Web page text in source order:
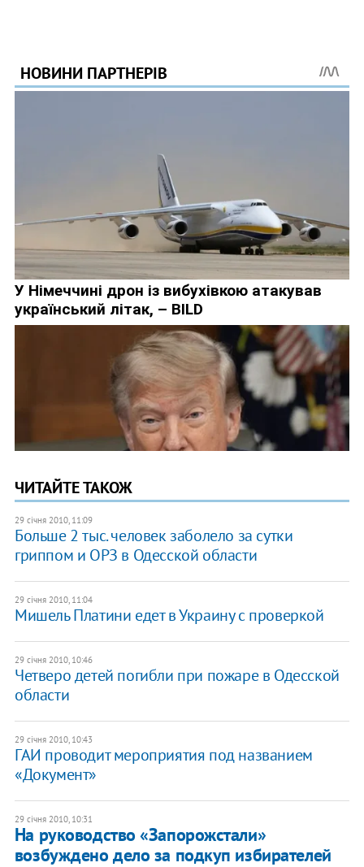
ЧИТАЙТЕ ТАКОЖ
29 січня 2010, 11:09
Больше 2 тыс. человек заболело за сутки
гриппом и ОРЗ в Одесской области
29 січня 2010, 11:04
Мишель Платини едет в Украину с проверкой
29 січня 2010, 10:46
Четверо детей погибли при пожаре в Одесской
области
29 січня 2010, 10:43
ГАИ проводит мероприятия под названием
«Документ»
29 січня 2010, 10:31
На руководство «Запорожстали»
возбуждено дело за подкуп избирателей